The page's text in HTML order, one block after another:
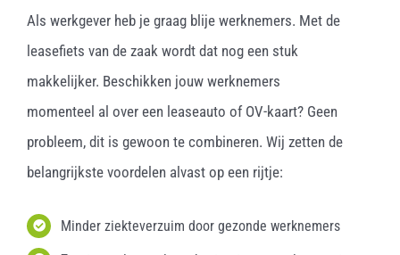
Als werkgever heb je graag blije werknemers. Met de
leasefiets van de zaak wordt dat nog een stuk
makkelijker. Beschikken jouw werknemers
momenteel al over een leaseauto of OV-kaart? Geen
probleem, dit is gewoon te combineren. Wij zetten de
belangrijkste voordelen alvast op een rijtje:
Minder ziekteverzuim door gezonde werknemers